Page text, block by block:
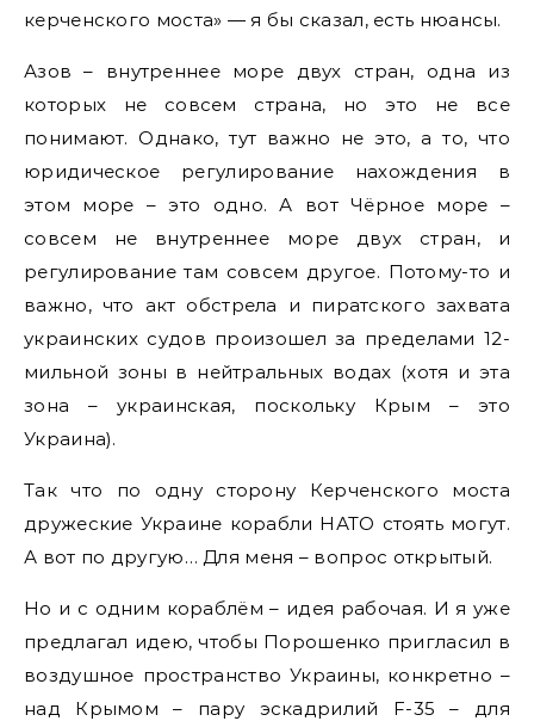
керченского моста» — я бы сказал, есть нюансы.
Азов – внутреннее море двух стран, одна из
которых не совсем страна, но это не все
понимают. Однако, тут важно не это, а то, что
юридическое регулирование нахождения в
этом море – это одно. А вот Чёрное море –
совсем не внутреннее море двух стран, и
регулирование там совсем другое. Потому-то и
важно, что акт обстрела и пиратского захвата
украинских судов произошел за пределами 12-
мильной зоны в нейтральных водах (хотя и эта
зона – украинская, поскольку Крым – это
Украина).
Так что по одну сторону Керченского моста
дружеские Украине корабли НАТО стоять могут.
А вот по другую… Для меня – вопрос открытый.
Но и с одним кораблём – идея рабочая. И я уже
предлагал идею, чтобы Порошенко пригласил в
воздушное пространство Украины, конкретно –
над Крымом – пару эскадрилий F-35 – для